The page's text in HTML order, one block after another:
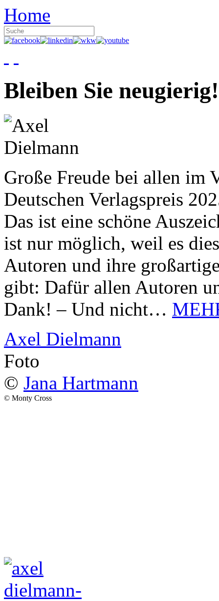
Home
Bleiben Sie neugierig!
Große Freude bei allen im
Deutschen Verlagspreis
Das ist eine schöne
ist nur möglich, weil es
Autoren und ihre
gibt: Dafür allen Autoren
Dank! – Und nicht…
Axel Dielmann
Foto
© Jana Hartmann
© Monty Cross